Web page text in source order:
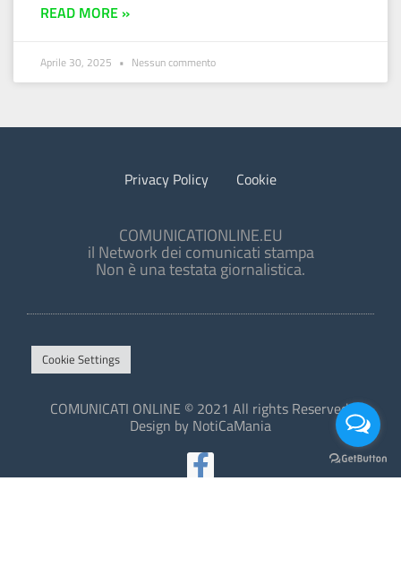
READ MORE »
Aprile 30, 2025 Nessun commento
Privacy Policy Cookie
COMUNICATIONLINE.EU
il Network dei comunicati stampa
Non è una testata giornalistica.
Cookie Settings
COMUNICATI ONLINE © 2021 All rights Reserved.
Design by NotiCaMania